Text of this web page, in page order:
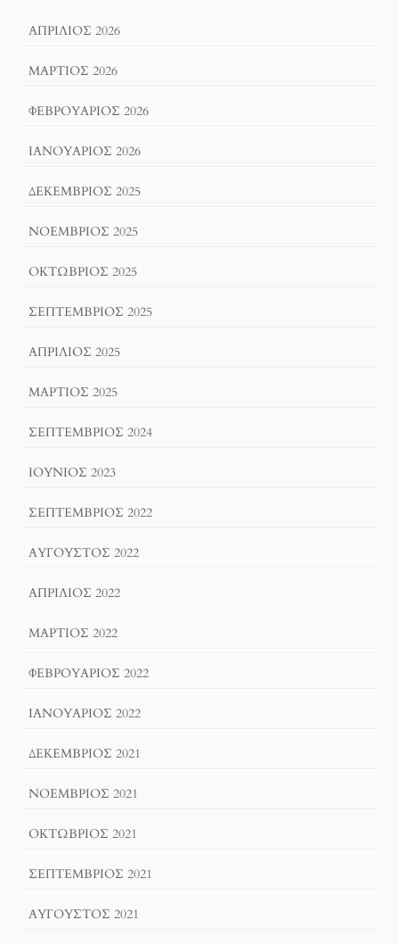
ΑΠΡΊΛΙΟΣ 2026
ΜΆΡΤΙΟΣ 2026
ΦΕΒΡΟΥΆΡΙΟΣ 2026
ΙΑΝΟΥΆΡΙΟΣ 2026
ΔΕΚΈΜΒΡΙΟΣ 2025
ΝΟΈΜΒΡΙΟΣ 2025
ΟΚΤΏΒΡΙΟΣ 2025
ΣΕΠΤΈΜΒΡΙΟΣ 2025
ΑΠΡΊΛΙΟΣ 2025
ΜΆΡΤΙΟΣ 2025
ΣΕΠΤΈΜΒΡΙΟΣ 2024
ΙΟΎΝΙΟΣ 2023
ΣΕΠΤΈΜΒΡΙΟΣ 2022
ΑΎΓΟΥΣΤΟΣ 2022
ΑΠΡΊΛΙΟΣ 2022
ΜΆΡΤΙΟΣ 2022
ΦΕΒΡΟΥΆΡΙΟΣ 2022
ΙΑΝΟΥΆΡΙΟΣ 2022
ΔΕΚΈΜΒΡΙΟΣ 2021
ΝΟΈΜΒΡΙΟΣ 2021
ΟΚΤΏΒΡΙΟΣ 2021
ΣΕΠΤΈΜΒΡΙΟΣ 2021
ΑΎΓΟΥΣΤΟΣ 2021